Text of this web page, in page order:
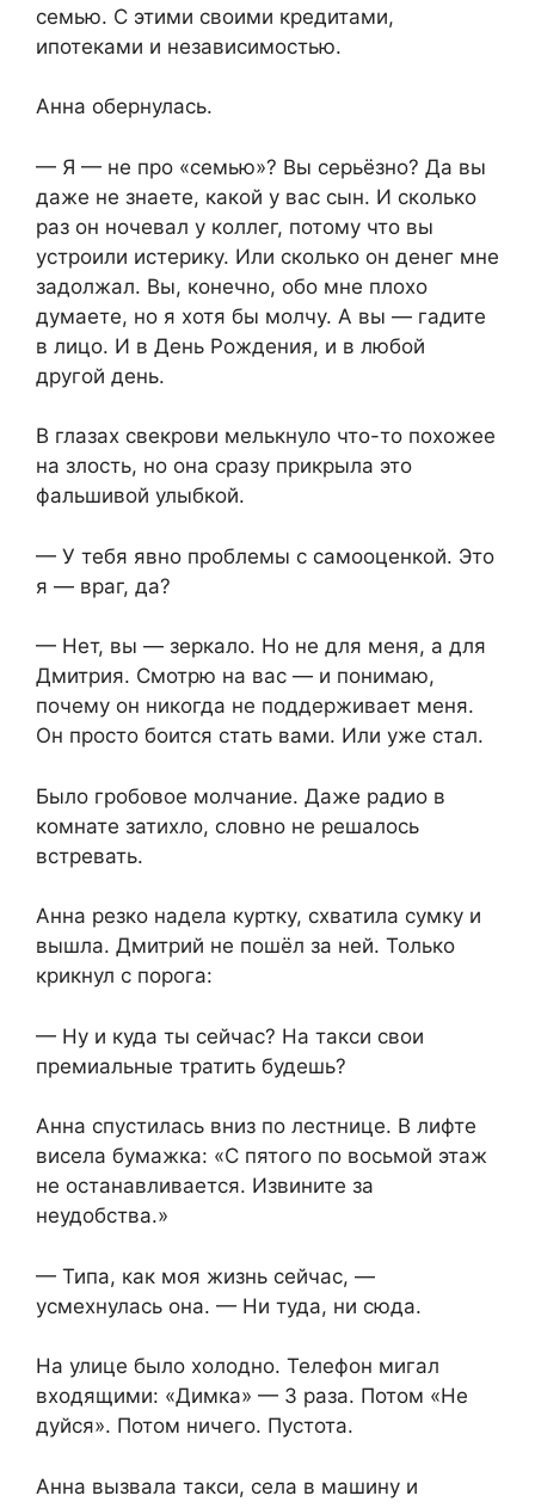
семью. С этими своими кредитами,
ипотеками и независимостью.
Анна обернулась.
— Я — не про «семью»? Вы серьёзно? Да вы
даже не знаете, какой у вас сын. И сколько
раз он ночевал у коллег, потому что вы
устроили истерику. Или сколько он денег мне
задолжал. Вы, конечно, обо мне плохо
думаете, но я хотя бы молчу. А вы — гадите
в лицо. И в День Рождения, и в любой
другой день.
В глазах свекрови мелькнуло что-то похожее
на злость, но она сразу прикрыла это
фальшивой улыбкой.
— У тебя явно проблемы с самооценкой. Это
я — враг, да?
— Нет, вы — зеркало. Но не для меня, а для
Дмитрия. Смотрю на вас — и понимаю,
почему он никогда не поддерживает меня.
Он просто боится стать вами. Или уже стал.
Было гробовое молчание. Даже радио в
комнате затихло, словно не решалось
встревать.
Анна резко надела куртку, схватила сумку и
вышла. Дмитрий не пошёл за ней. Только
крикнул с порога:
— Ну и куда ты сейчас? На такси свои
премиальные тратить будешь?
Анна спустилась вниз по лестнице. В лифте
висела бумажка: «С пятого по восьмой этаж
не останавливается. Извините за
неудобства.»
— Типа, как моя жизнь сейчас, —
усмехнулась она. — Ни туда, ни сюда.
На улице было холодно. Телефон мигал
входящими: «Димка» — 3 раза. Потом «Не
дуйся». Потом ничего. Пустота.
Анна вызвала такси, села в машину и